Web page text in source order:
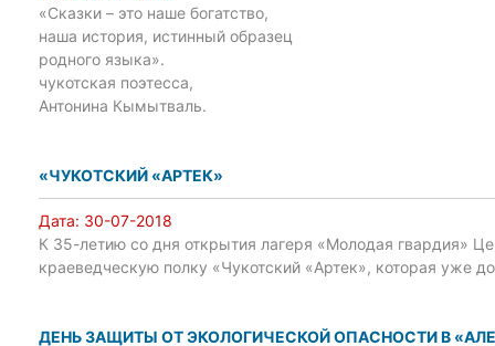
«Сказки – это наше богатство,
наша история, истинный образец
родного языка».
чукотская поэтесса,
Антонина Кымытваль.
«ЧУКОТСКИЙ «АРТЕК»
Дата: 30-07-2018
К 35-летию со дня открытия лагеря «Молодая гвардия»
краеведческую полку «Чукотский «Артек», которая уже
ДЕНЬ ЗАЩИТЫ ОТ ЭКОЛОГИЧЕСКОЙ ОПАСНОСТИ В